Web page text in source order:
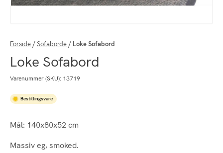
Forside /Sofaborde / Loke Sofabord
Loke Sofabord
Varenummer (SKU): 13719
Bestillingsvare
Mål: 140x80x52 cm
Massiv eg, smoked.